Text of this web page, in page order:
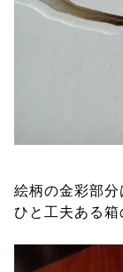
絵柄の金彩部分
ひと工夫ある箱